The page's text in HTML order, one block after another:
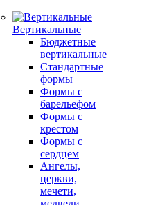
Вертикальные
Бюджетные
вертикальные
Стандартные
формы
Формы с
барельефом
Формы с
крестом
Формы с
сердцем
Ангелы,
церкви,
мечети,